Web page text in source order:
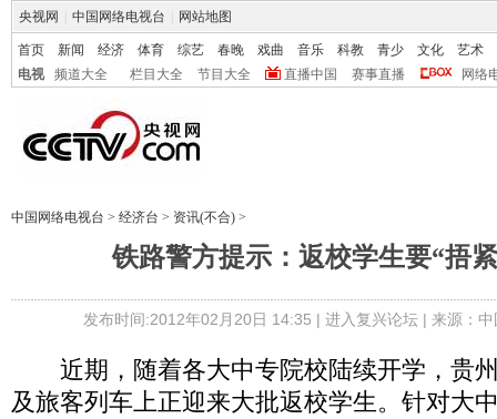
央视网 中国网络电视台 网站地图
首页 新闻 经济 体育 综艺 春晚 戏曲 音乐 科教 青少 文化
艺术
电视
频道大全 栏目大全 节目大全 直播中国 赛事直播 网络
中国网络电视台 > 经济台 > 资讯(不合) >
铁路警方提示：返校学生要“捂
发布时间:2012年02月20日 14:35 | 进入复兴论坛| 来源：
近期，随着各大中专院校陆续开学，贵
及旅客列车上正迎来大批返校学生。针对大